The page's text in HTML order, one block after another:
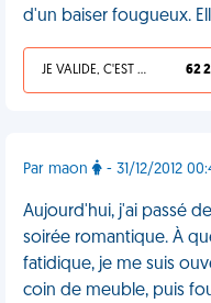
d'un baiser fougueux.
JE VALIDE, C'EST UNE VDM 62
Par maon - 31/12/2012
Aujourd'hui, j'ai passé
soirée romantique. À
fatidique, je me suis
coin de meuble, puis